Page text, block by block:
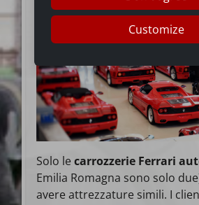
Solo lecarrozzerie Ferrari
Emilia Romagna sono solo
avere attrezzature simili. I
Customize